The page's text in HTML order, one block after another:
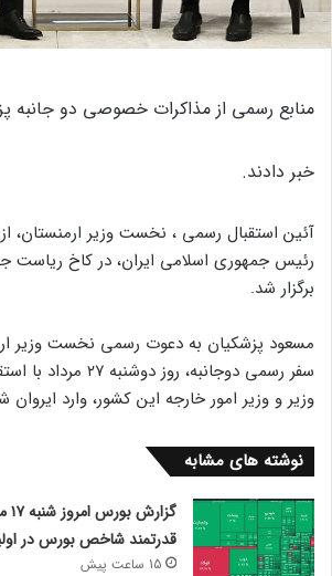
منابع رسمی از مذاکرات خصوصی دو جانبه
خبر دادند.
آئین استقبال رسمی ، نخست وزیر ارمنستان،
رئیس جمهوری اسلامی ایران، در کاخ ریاست
برگزار شد.
مسعود پزشکیان به دعوت رسمی نخست وزیر
سفر رسمی دوجانبه،
وزیر و وزیر امور خارجه این کشور، وارد ایروان
نوشته های مشابه
قدرتمند شاخص بورس در
15 ساعت پیش